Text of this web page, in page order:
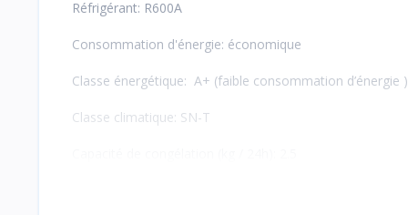
Réfrigérant: R600A
Consommation d'énergie: économique
Classe énergétique: A+ (faible consommation d’énergie )
Classe climatique: SN-T